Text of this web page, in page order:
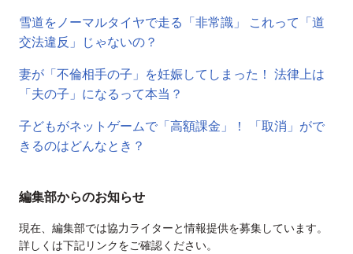
雪道をノーマルタイヤで走る「非常識」 これって「道
交法違反」じゃないの？
妻が「不倫相手の子」を妊娠してしまった！ 法律上は
「夫の子」になるって本当？
子どもがネットゲームで「高額課金」！ 「取消」がで
きるのはどんなとき？
編集部からのお知らせ
現在、編集部では協力ライターと情報提供を募集しています。
詳しくは下記リンクをご確認ください。